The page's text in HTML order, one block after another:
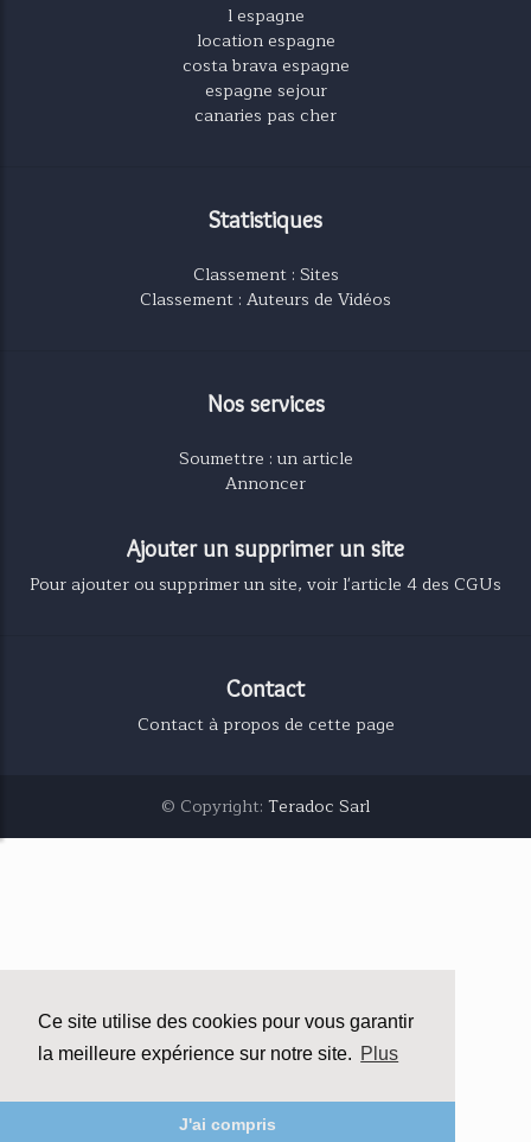
Ce site utilise des cookies pour vous garantir
la meilleure expérience sur notre site. Plus
J'ai compris
l espagne
location espagne
costa brava espagne
espagne sejour
canaries pas cher
Statistiques
Classement : Sites
Classement : Auteurs de Vidéos
Nos services
Soumettre : un article
Annoncer
Ajouter un supprimer un site
Pour ajouter ou supprimer un site, voir l'article 4 des CGUs
Contact
Contact à propos de cette page
© Copyright: Teradoc Sarl